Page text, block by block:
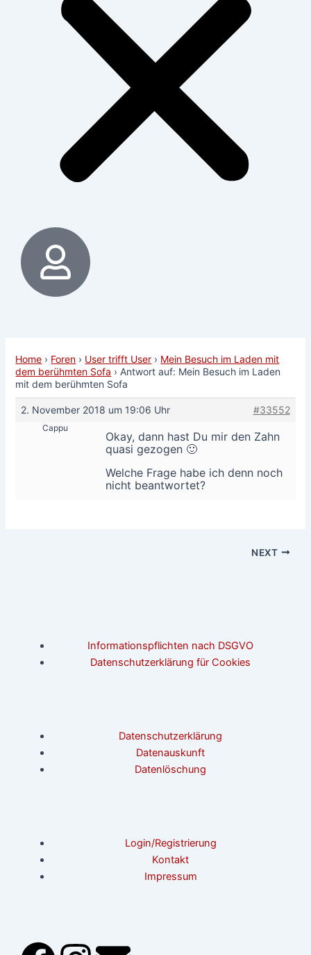
Home › Foren › User trifft User › Mein Besuch im Laden mit
dem berühmten Sofa › Antwort auf: Mein Besuch im Laden
mit dem berühmten Sofa
2. November 2018 um 19:06 Uhr #33552
Cappu
Okay, dann hast Du mir den Zahn
quasi gezogen 🙂
Welche Frage habe ich denn noch
nicht beantwortet?
NEXT
Informationspflichten nach DSGVO
Datenschutzerklärung für Cookies
Datenschutzerklärung
Datenauskunft
Datenlöschung
Login/Registrierung
Kontakt
Impressum